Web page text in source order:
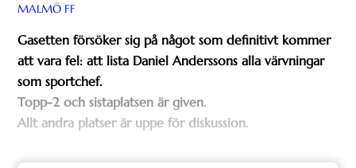
MALMÖ FF
Gasetten försöker sig på något som definitivt kommer
att vara fel: att lista Daniel Anderssons alla värvningar
som sportchef.
Topp-2 och sistaplatsen är given.
Allt andra platser är uppe för diskussion.